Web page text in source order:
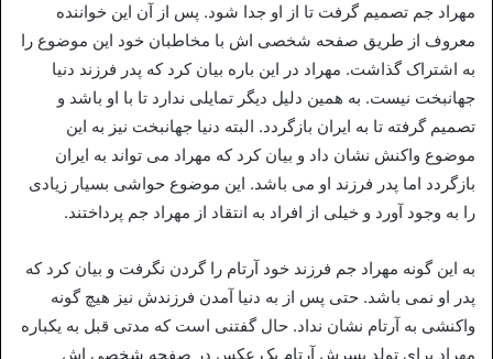
مهراد جم تصمیم گرفت تا از او جدا شود. پس از آن این خواننده
معروف از طریق صفحه شخصی اش با مخاطبان خود این موضوع را
به اشتراک گذاشت. مهراد در این باره بیان کرد که پدر فرزند دنیا
جهانبخت نیست. به همین دلیل دیگر تمایلی ندارد تا با او باشد و
تصمیم گرفته تا به ایران بازگردد. البته دنیا جهانبخت نیز به این
موضوع واکنش نشان داد و بیان کرد که مهراد می‌ تواند به ایران
بازگردد اما پدر فرزند او می‌ باشد. این موضوع حواشی بسیار زیادی
را به وجود آورد و خیلی از افراد به انتقاد از مهراد جم پرداختند.
به این گونه مهراد جم فرزند خود آرتام را گردن نگرفت و بیان کرد که
پدر او نمی‌ باشد. حتی پس از به دنیا آمدن فرزندش نیز هیچ گونه
واکنشی به آرتام نشان نداد. حال گفتنی است که مدتی قبل به یکباره
مهراد برای تولد پسرش آرتام یک عکس در صفحه شخصی اش